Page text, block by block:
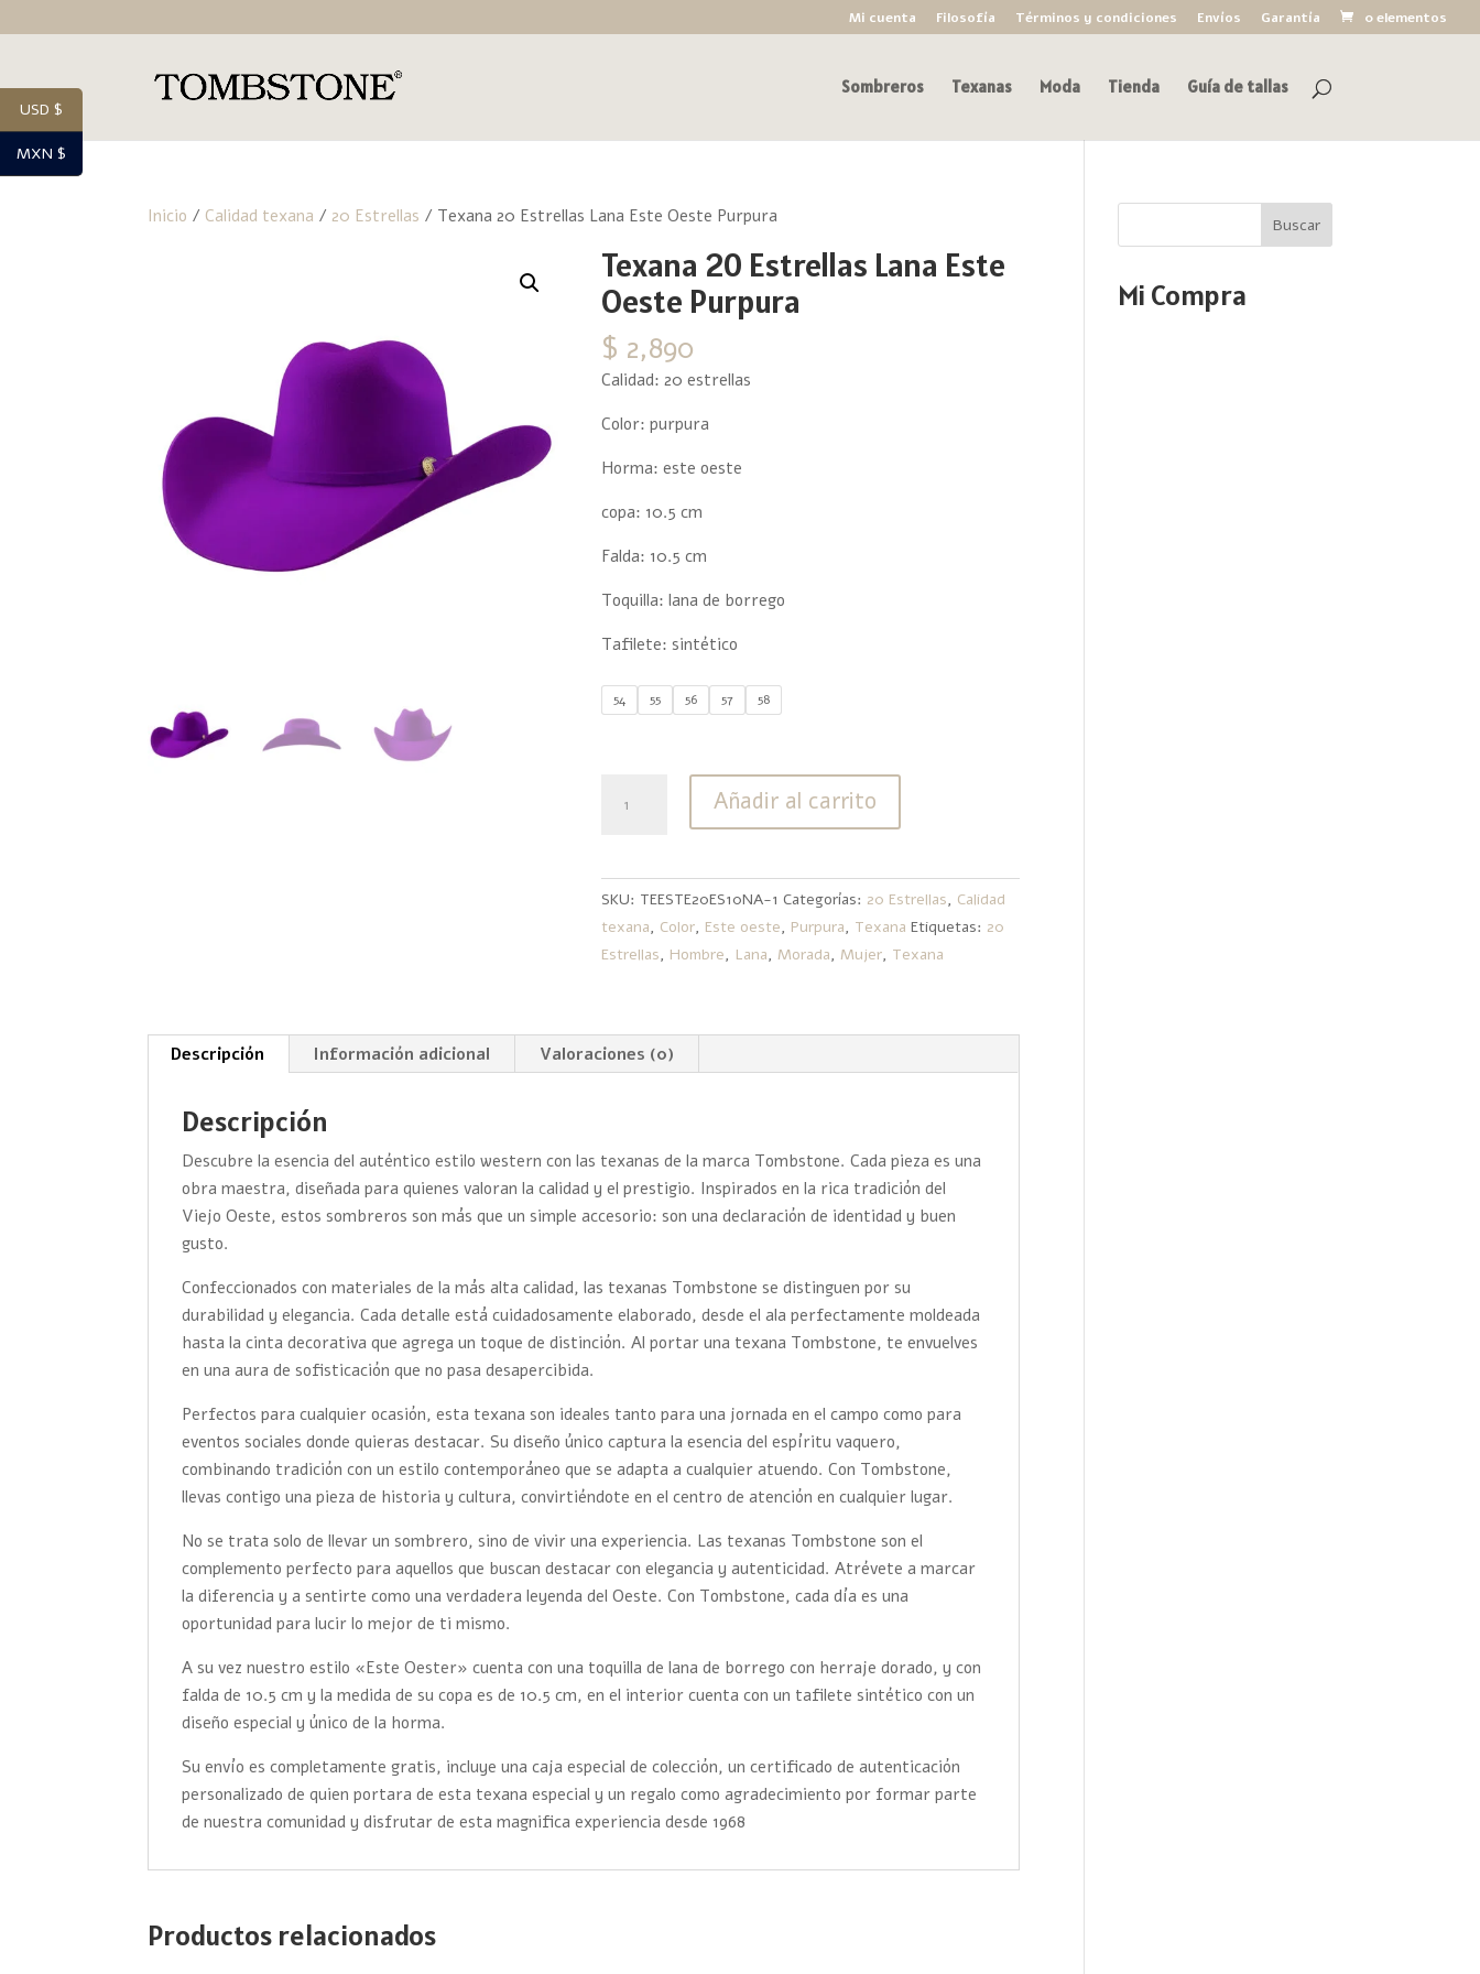
Mi cuenta Filosofía Términos y condiciones Envíos Garantía 0 elementos
Sombreros Texanas Moda Tienda Guía de tallas
Inicio / Calidad texana / 20 Estrellas / Texana 20 Estrellas Lana Este Oeste Purpura
Texana 20 Estrellas Lana Este
Oeste Purpura
$ 2,890
Calidad: 20 estrellas
Color: purpura
Horma: este oeste
copa: 10.5 cm
Falda: 10.5 cm
Toquilla: lana de borrego
Tafilete: sintético
54 55 56 57 58
Este
Oeste
Purpura
Añadir al carrito
SKU: TEESTE20ES10NA-1 Categorías: 20 Estrellas, Calidad
texana, Color, Este oeste, Purpura, Texana Etiquetas: 20
Estrellas, Hombre, Lana,Morada,Mujer, Texana
Descripción Información adicional Valoraciones (0)
Descripción
Descubre la esencia del auténtico estilo western con las texanas de la marca Tombstone. Cada pieza es una
obra maestra, diseñada para quienes valoran la calidad y el prestigio. Inspirados en la rica tradición del
Viejo Oeste, estos sombreros son más que un simple accesorio: son una declaración de identidad y buen
gusto.
Confeccionados con materiales de la más alta calidad, las texanas Tombstone se distinguen por su
durabilidad y elegancia. Cada detalle está cuidadosamente elaborado, desde el ala perfectamente moldeada
hasta la cinta decorativa que agrega un toque de distinción. Al portar una texana Tombstone, te envuelves
en una aura de sofisticación que no pasa desapercibida.
Perfectos para cualquier ocasión, esta texana son ideales tanto para una jornada en el campo como para
eventos sociales donde quieras destacar. Su diseño único captura la esencia del espíritu vaquero,
combinando tradición con un estilo contemporáneo que se adapta a cualquier atuendo. Con Tombstone,
llevas contigo una pieza de historia y cultura, convirtiéndote en el centro de atención en cualquier lugar.
No se trata solo de llevar un sombrero, sino de vivir una experiencia. Las texanas Tombstone son el
complemento perfecto para aquellos que buscan destacar con elegancia y autenticidad. Atrévete a marcar
la diferencia y a sentirte como una verdadera leyenda del Oeste. Con Tombstone, cada día es una
oportunidad para lucir lo mejor de ti mismo.
A su vez nuestro estilo «Este Oester» cuenta con una toquilla de lana de borrego con herraje dorado, y con
falda de 10.5 cm y la medida de su copa es de 10.5 cm, en el interior cuenta con un tafilete sintético con un
diseño especial y único de la horma.
Su envío es completamente gratis, incluye una caja especial de colección, un certificado de autenticación
personalizado de quien portara de esta texana especial y un regalo como agradecimiento por formar parte
de nuestra comunidad y disfrutar de esta magnifica experiencia desde 1968
Productos relacionados
Buscar
Mi Compra
USD $
MXN $